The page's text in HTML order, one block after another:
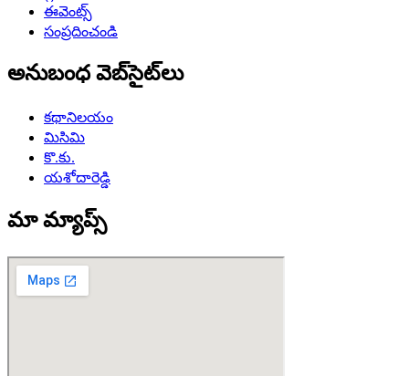
ఈవెంట్స్
సంప్రదించండి
అనుబంధ వెబ్‌సైట్‌లు
కథానిలయం
మిసిమి
కొ.కు.
యశోదారెడ్డి
మా మ్యాప్స్